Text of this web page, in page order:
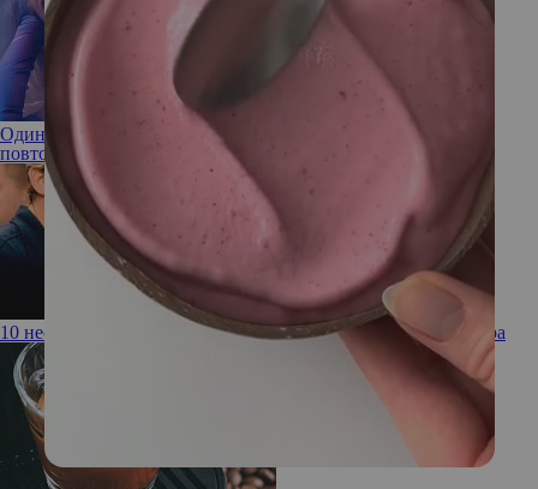
Один и тот же фильм: что пытаются сообщить человеку
повторяющиеся сны
10 необычных фактов о красоте зубов в разных странах мира